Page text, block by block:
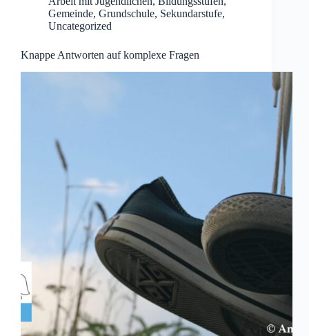
Gemeinde, Grundschule, Sekundarstufe,
Uncategorized
Knappe Antworten auf komplexe Fragen